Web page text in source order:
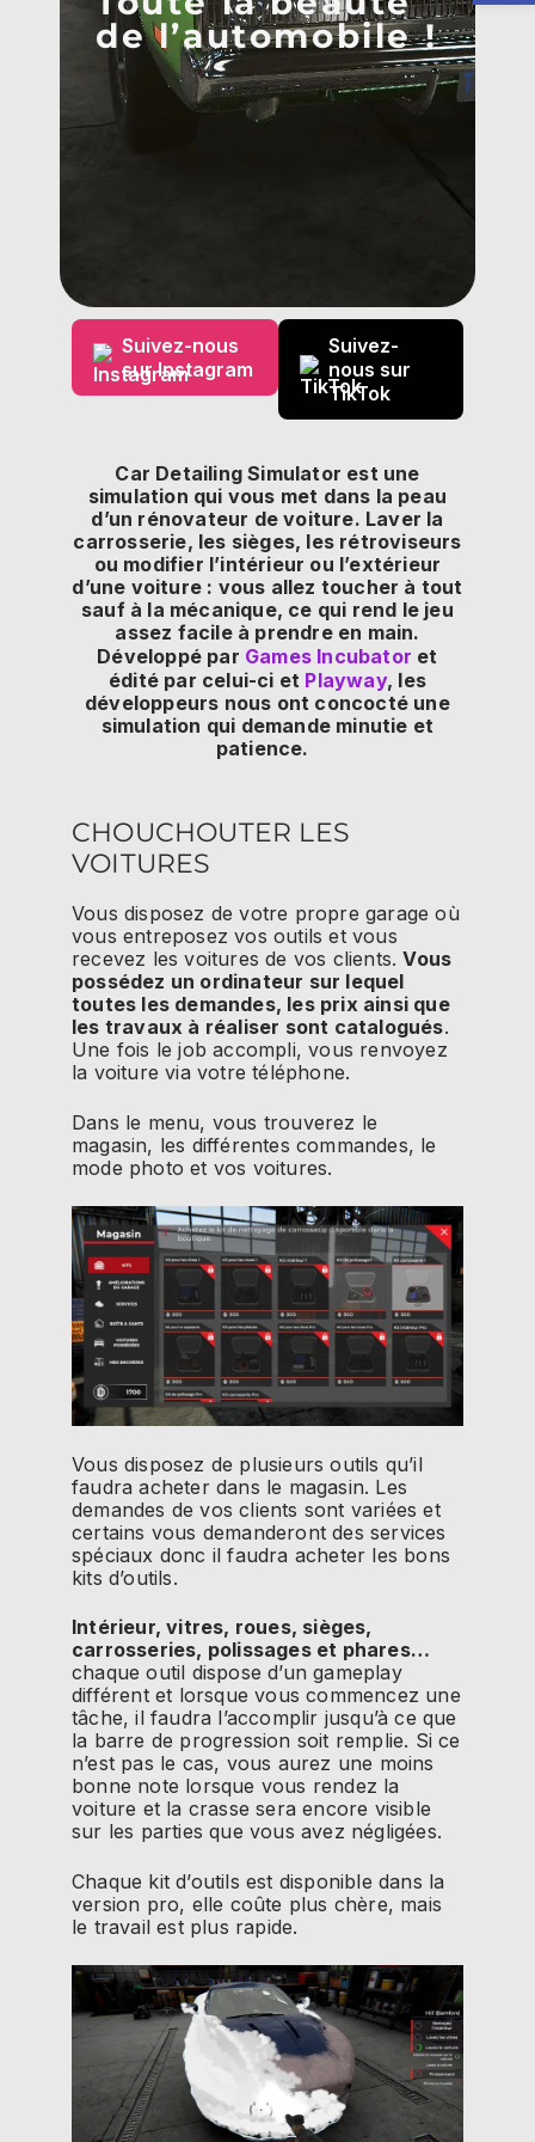
de l’automobile !
Suivez-nous
sur Instagram
Suivez-
nous sur
TikTok
Car Detailing Simulator est une
simulation qui vous met dans la peau
d’un rénovateur de voiture. Laver la
carrosserie, les sièges, les rétroviseurs
ou modifier l’intérieur ou l’extérieur
d’une voiture : vous allez toucher à tout
sauf à la mécanique, ce qui rend le jeu
assez facile à prendre en main.
Développé par Games Incubator et
édité par celui-ci et Playway, les
développeurs nous ont concocté une
simulation qui demande minutie et
patience.
CHOUCHOUTER LES
VOITURES
Vous disposez de votre propre garage où
vous entreposez vos outils et vous
recevez les voitures de vos clients.Vous
possédez un ordinateur sur lequel
toutes les demandes, les prix ainsi que
les travaux à réaliser sont catalogués.
Une fois le job accompli, vous renvoyez
la voiture via votre téléphone.
Dans le menu, vous trouverez le
magasin, les différentes commandes, le
mode photo et vos voitures.
Vous disposez de plusieurs outils qu’il
faudra acheter dans le magasin. Les
demandes de vos clients sont variées et
certains vous demanderont des services
spéciaux donc il faudra acheter les bons
kits d’outils.
Intérieur, vitres, roues, sièges,
carrosseries, polissages et phares…
chaque outil dispose d’un gameplay
différent et lorsque vous commencez une
tâche, il faudra l’accomplir jusqu’à ce que
la barre de progression soit remplie. Si ce
n’est pas le cas, vous aurez une moins
bonne note lorsque vous rendez la
voiture et la crasse sera encore visible
sur les parties que vous avez négligées.
Chaque kit d’outils est disponible dans la
version pro, elle coûte plus chère, mais
le travail est plus rapide.